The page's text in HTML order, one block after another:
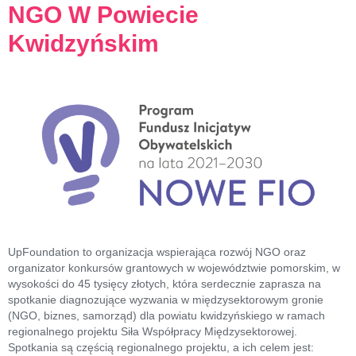
NGO W Powiecie
Kwidzyńskim
UpFoundation to organizacja wspierająca rozwój NGO oraz
organizator konkursów grantowych w województwie pomorskim, w
wysokości do 45 tysięcy złotych, która serdecznie zaprasza na
spotkanie diagnozujące wyzwania w międzysektorowym gronie
(NGO, biznes, samorząd) dla powiatu kwidzyńskiego w ramach
regionalnego projektu Siła Współpracy Międzysektorowej.
Spotkania są częścią regionalnego projektu, a ich celem jest: